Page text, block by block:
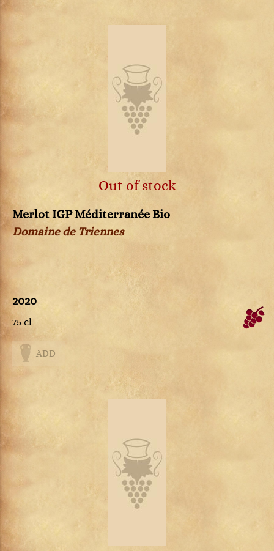
Out of stock
Merlot IGP Méditerranée Bio
Domaine de Triennes
2020
75 cl
ADD